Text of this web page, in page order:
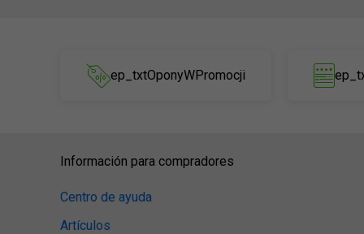
ep_txtOponyWPromocji
Información para compradores
Centro de ayuda
Artículos